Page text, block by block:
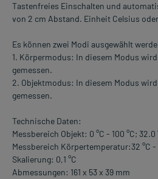
Tastenfreies Einschalten und
von 2 cm Abstand. Einheit Celsius
Es können zwei Modi ausgewählt
1. Körpermodus: In diesem Modus
gemessen.
2. Objektmodus: In diesem Modus
gemessen.
Technische Daten:
Messbereich Objekt: 0 °C - 100 °C; 32.0
Messbereich Körpertemperatur:32 °C -
Skalierung: 0,1 °C
Abmessungen: 161 x 53 x 39 mm